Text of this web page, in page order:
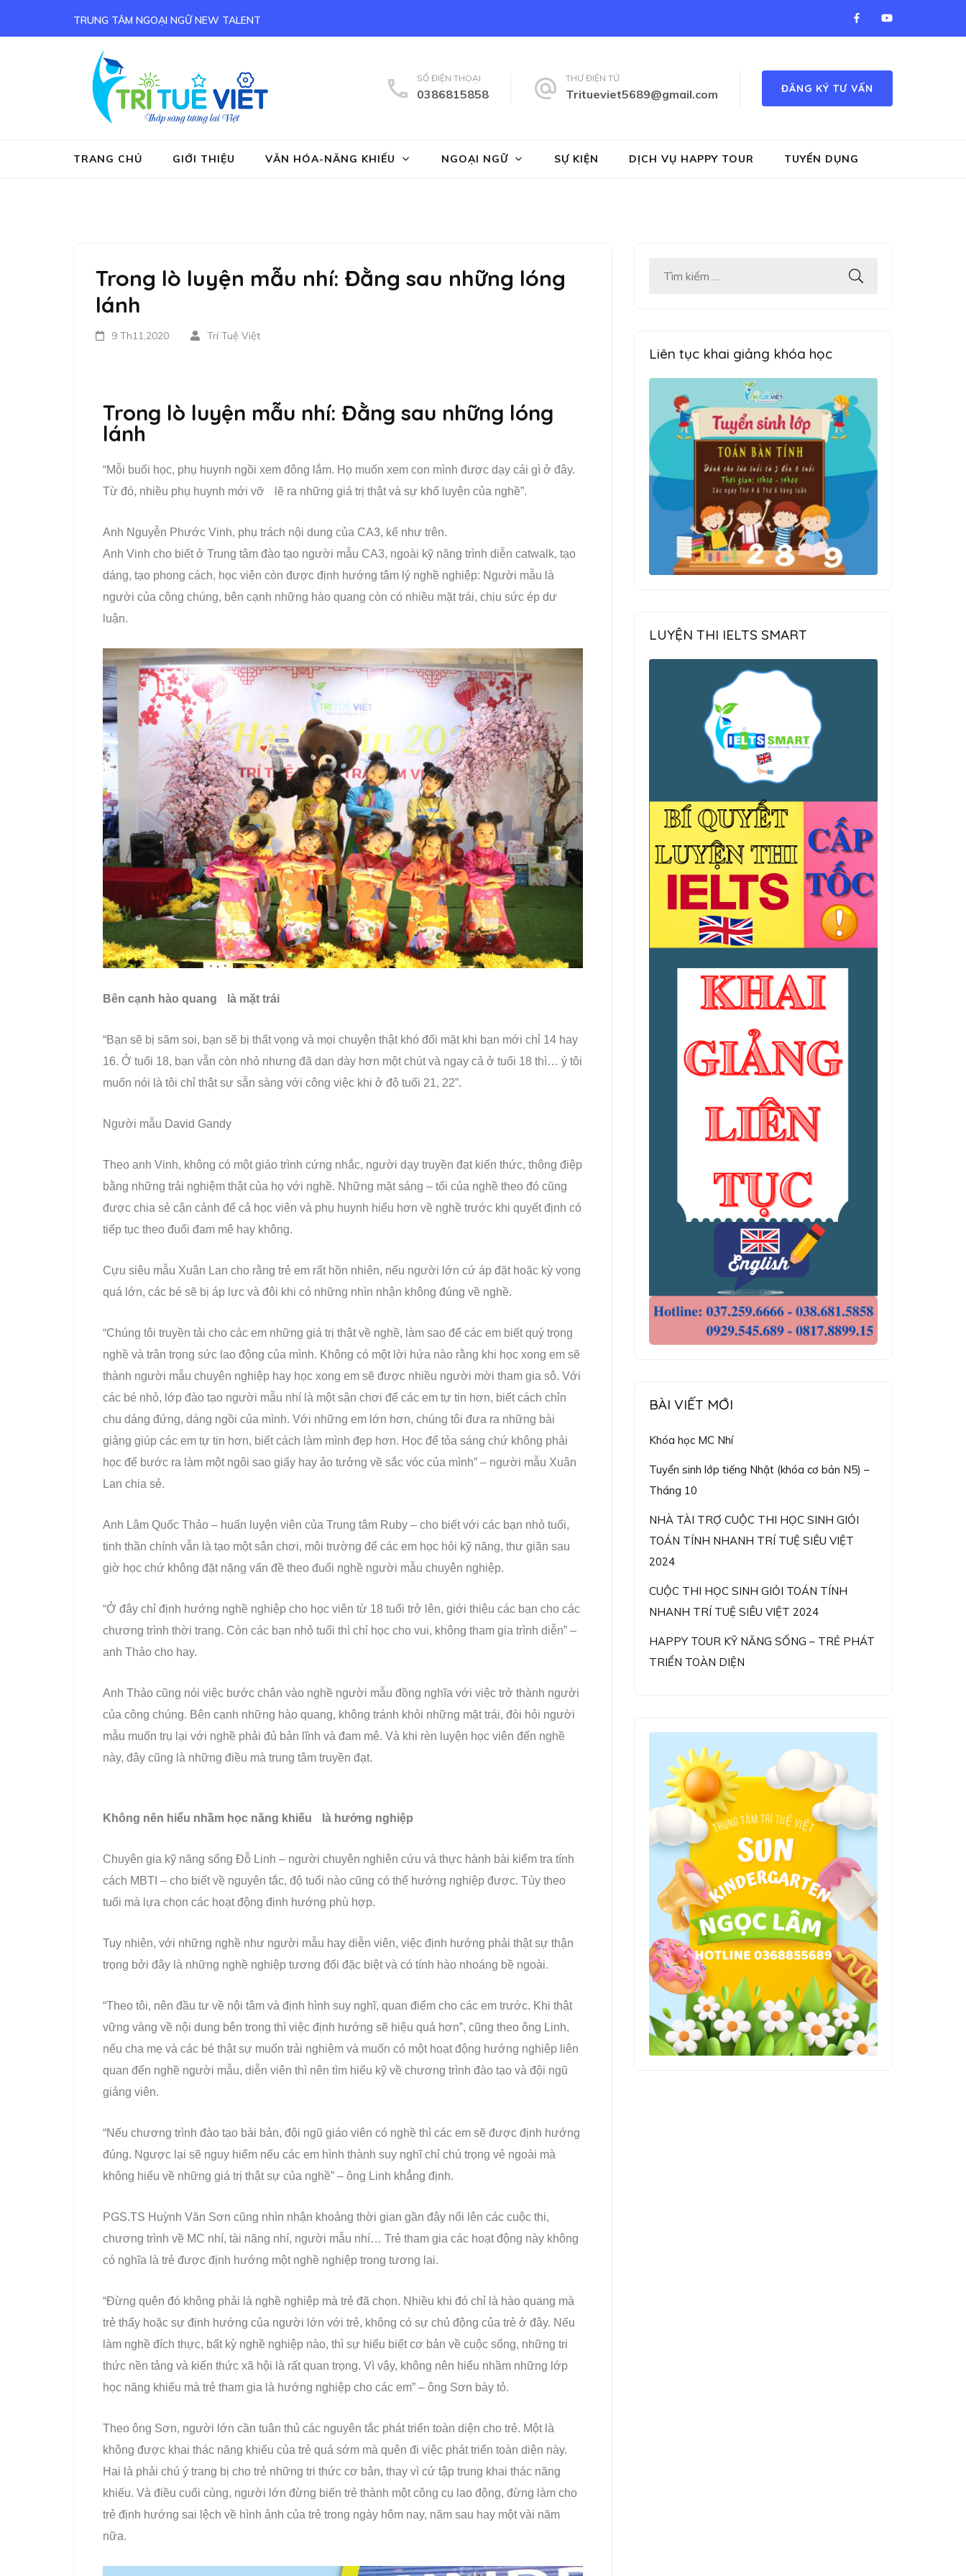
TRUNG TÂM NGOẠI NGỮ NEW TALENT
Trung tâm Năng Khiếu Trí Tuệ Việt
Tieng Anh, toan ban tinh, toan vmath, hanh trang vao lop 1, tien tieu học, luyen chu dep, piano, co vua…
SỐ ĐIỆN THOẠI
0386815858
THƯ ĐIỆN TỬ
Tritueviet5689@gmail.com ĐĂNG KÝ TƯ VẤN
TRANG CHỦ GIỚI THIỆU VĂN HÓA-NĂNG KHIẾU NGOẠI NGỮ SỰ KIỆN DỊCH VỤ HAPPY TOUR TUYỂN DỤNG
Trong lò luyện mẫu nhí: Đằng sau những lóng
lánh
9 Th11,2020 Trí Tuệ Việt
Trong lò luyện mẫu nhí: Đằng sau những lóng
lánh
“Mỗi buổi học, phụ huynh ngồi xem đông lắm. Họ muốn xem con mình được dạy cái gì ở đây.
Từ đó, nhiều phụ huynh mới vỡ lẽ ra những giá trị thật và sự khổ luyện của nghề”.
Anh Nguyễn Phước Vinh, phụ trách nội dung của CA3, kể như trên.
Anh Vinh cho biết ở Trung tâm đào tạo người mẫu CA3, ngoài kỹ năng trình diễn catwalk, tạo
dáng, tạo phong cách, học viên còn được định hướng tâm lý nghề nghiệp: Người mẫu là
người của công chúng, bên cạnh những hào quang còn có nhiều mặt trái, chịu sức ép dư
luận.
Bên cạnh hào quang là mặt trái
“Bạn sẽ bị săm soi, bạn sẽ bị thất vọng và mọi chuyện thật khó đối mặt khi bạn mới chỉ 14 hay
16. Ở tuổi 18, bạn vẫn còn nhỏ nhưng đã dạn dày hơn một chút và ngay cả ở tuổi 18 thì… ý tôi
muốn nói là tôi chỉ thật sự sẵn sàng với công việc khi ở độ tuổi 21, 22”.
Người mẫu David Gandy
Theo anh Vinh, không có một giáo trình cứng nhắc, người dạy truyền đạt kiến thức, thông điệp
bằng những trải nghiệm thật của họ với nghề. Những mặt sáng – tối của nghề theo đó cũng
được chia sẻ cận cảnh để cả học viên và phụ huynh hiểu hơn về nghề trước khi quyết định có
tiếp tục theo đuổi đam mê hay không.
Cựu siêu mẫu Xuân Lan cho rằng trẻ em rất hồn nhiên, nếu người lớn cứ áp đặt hoặc kỳ vọng
quá lớn, các bé sẽ bị áp lực và đôi khi có những nhìn nhận không đúng về nghề.
“Chúng tôi truyền tải cho các em những giá trị thật về nghề, làm sao để các em biết quý trọng
nghề và trân trọng sức lao động của mình. Không có một lời hứa nào rằng khi học xong em sẽ
thành người mẫu chuyên nghiệp hay học xong em sẽ được nhiều người mời tham gia sô. Với
các bé nhỏ, lớp đào tạo người mẫu nhí là một sân chơi để các em tự tin hơn, biết cách chỉn
chu dáng đứng, dáng ngồi của mình. Với những em lớn hơn, chúng tôi đưa ra những bài
giảng giúp các em tự tin hơn, biết cách làm mình đẹp hơn. Học để tỏa sáng chứ không phải
học để bước ra làm một ngôi sao giấy hay ảo tưởng về sắc vóc của mình” – người mẫu Xuân
Lan chia sẻ.
Anh Lâm Quốc Thảo – huấn luyện viên của Trung tâm Ruby – cho biết với các bạn nhỏ tuổi,
tinh thần chính vẫn là tạo một sân chơi, môi trường để các em học hỏi kỹ năng, thư giãn sau
giờ học chứ không đặt nặng vấn đề theo đuổi nghề người mẫu chuyên nghiệp.
“Ở đây chỉ định hướng nghề nghiệp cho học viên từ 18 tuổi trở lên, giới thiệu các bạn cho các
chương trình thời trang. Còn các bạn nhỏ tuổi thì chỉ học cho vui, không tham gia trình diễn” –
anh Thảo cho hay.
Anh Thảo cũng nói việc bước chân vào nghề người mẫu đồng nghĩa với việc trở thành người
của công chúng. Bên cạnh những hào quang, không tránh khỏi những mặt trái, đòi hỏi người
mẫu muốn trụ lại với nghề phải đủ bản lĩnh và đam mê. Và khi rèn luyện học viên đến nghề
này, đây cũng là những điều mà trung tâm truyền đạt.
Không nên hiểu nhầm học năng khiếu là hướng nghiệp
Chuyên gia kỹ năng sống Đỗ Linh – người chuyên nghiên cứu và thực hành bài kiểm tra tính
cách MBTI – cho biết về nguyên tắc, độ tuổi nào cũng có thể hướng nghiệp được. Tùy theo
tuổi mà lựa chọn các hoạt động định hướng phù hợp.
Tuy nhiên, với những nghề như người mẫu hay diễn viên, việc định hướng phải thật sự thận
trọng bởi đây là những nghề nghiệp tương đối đặc biệt và có tính hào nhoáng bề ngoài.
“Theo tôi, nên đầu tư về nội tâm và định hình suy nghĩ, quan điểm cho các em trước. Khi thật
vững vàng về nội dung bên trong thì việc định hướng sẽ hiệu quả hơn”, cũng theo ông Linh,
nếu cha mẹ và các bé thật sự muốn trải nghiệm và muốn có một hoạt động hướng nghiệp liên
quan đến nghề người mẫu, diễn viên thì nên tìm hiểu kỹ về chương trình đào tạo và đội ngũ
giảng viên.
“Nếu chương trình đào tạo bài bản, đội ngũ giáo viên có nghề thì các em sẽ được định hướng
đúng. Ngược lại sẽ nguy hiểm nếu các em hình thành suy nghĩ chỉ chú trọng vẻ ngoài mà
không hiểu về những giá trị thật sự của nghề” – ông Linh khẳng định.
PGS.TS Huỳnh Văn Sơn cũng nhìn nhận khoảng thời gian gần đây nổi lên các cuộc thi,
chương trình về MC nhí, tài năng nhí, người mẫu nhí… Trẻ tham gia các hoạt động này không
có nghĩa là trẻ được định hướng một nghề nghiệp trong tương lai.
“Đừng quên đó không phải là nghề nghiệp mà trẻ đã chọn. Nhiều khi đó chỉ là hào quang mà
trẻ thấy hoặc sự định hướng của người lớn với trẻ, không có sự chủ động của trẻ ở đây. Nếu
làm nghề đích thực, bất kỳ nghề nghiệp nào, thì sự hiểu biết cơ bản về cuộc sống, những tri
thức nền tảng và kiến thức xã hội là rất quan trọng. Vì vậy, không nên hiểu nhầm những lớp
học năng khiếu mà trẻ tham gia là hướng nghiệp cho các em” – ông Sơn bày tỏ.
Theo ông Sơn, người lớn cần tuân thủ các nguyên tắc phát triển toàn diện cho trẻ. Một là
không được khai thác năng khiếu của trẻ quá sớm mà quên đi việc phát triển toàn diện này.
Hai là phải chú ý trang bị cho trẻ những tri thức cơ bản, thay vì cứ tập trung khai thác năng
khiếu. Và điều cuối cùng, người lớn đừng biến trẻ thành một công cụ lao động, đừng làm cho
trẻ định hướng sai lệch về hình ảnh của trẻ trong ngày hôm nay, năm sau hay một vài năm
nữa.
Liên tục khai giảng khóa học
LUYỆN THI IELTS SMART
BÀI VIẾT MỚI
Khóa học MC Nhí
Tuyển sinh lớp tiếng Nhật (khóa cơ bản N5) –
Tháng 10
NHÀ TÀI TRỢ CUỘC THI HỌC SINH GIỎI
TOÁN TÍNH NHANH TRÍ TUỆ SIÊU VIỆT
2024
CUỘC THI HỌC SINH GIỎI TOÁN TÍNH
NHANH TRÍ TUỆ SIÊU VIỆT 2024
HAPPY TOUR KỸ NĂNG SỐNG – TRẺ PHÁT
TRIỂN TOÀN DIỆN